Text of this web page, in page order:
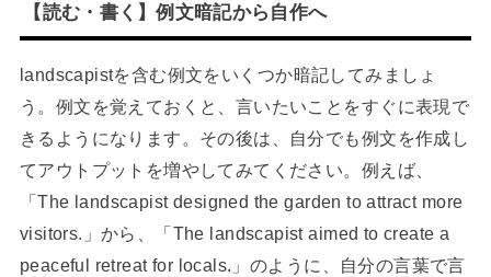
【読む・書く】例文暗記から自作へ
landscapistを含む例文をいくつか暗記してみましょ
う。例文を覚えておくと、言いたいことをすぐに表現で
きるようになります。その後は、自分でも例文を作成し
てアウトプットを増やしてみてください。例えば、
「The landscapist designed the garden to attract more
visitors.」から、「The landscapist aimed to create a
peaceful retreat for locals.」のように、自分の言葉で言